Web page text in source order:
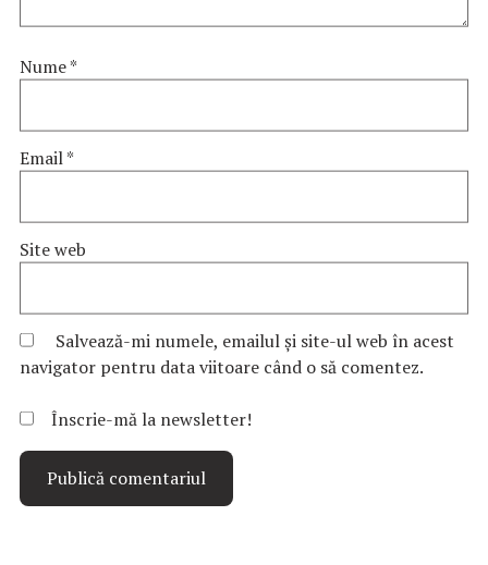
Nume*
Email*
Site web
Salvează-mi numele, emailul și site-ul web în acest
navigator pentru data viitoare când o să comentez.
Înscrie-mă la newsletter!